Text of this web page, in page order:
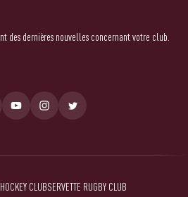
des dernières nouvelles concernant votre club.
CLUBSERVETTE RUGBY CLUB